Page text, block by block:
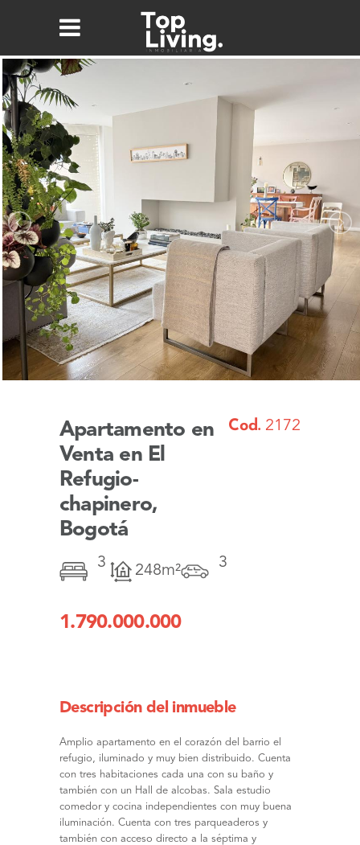
Apartamento en
Venta en El
Refugio-
chapinero,
Bogotá
Cod. 2172
3 248m² 3
1.790.000.000
Descripción del inmueble
Amplio apartamento en el corazón del barrio el
refugio, iluminado y muy bien distribuido. Cuenta
con tres habitaciones cada una con su baño y
también con un Hall de alcobas. Sala estudio
comedor y cocina independientes con muy buena
iluminación. Cuenta con tres parqueaderos y
también con acceso directo a la séptima y
Nombre*
Email*
Teléfono
Mensaje